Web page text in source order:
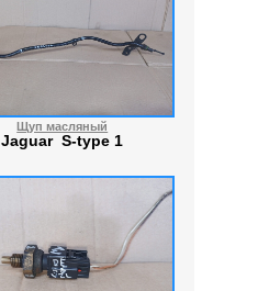
Щуп масляный
Jaguar S-type 1